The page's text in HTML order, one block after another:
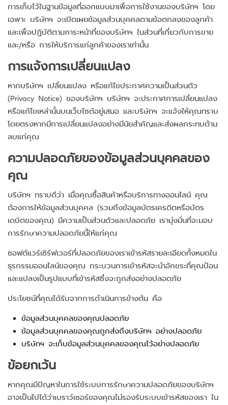
การเก็บไว้ในฐานข้อมูลที่ออกแบบมาเพื่อการใช้งานของบริษัทฯ โดย
เฉพาะ บริษัทฯ จะเปิดเผยข้อมูลส่วนบุคคลตามข้อตกลงของลูกค้า
และเพื่อปฏิบัติตามภาระหน้าที่ของบริษัทฯ ในส่วนที่เกี่ยวกับการขาย
และ/หรือ การให้บริการแก่ลูกค้าของเราเท่านั้น
การแจ้งการเปลี่ยนแปลง
หากบริษัทฯ เปลี่ยนแปลง หรือแก้ไขประกาศความเป็นส่วนตัว
(Privacy Notice) ของบริษัทฯ บริษัทฯ จะประกาศการเปลี่ยนแปลง
หรือแก้ไขเหล่านั้นบนเว็บไซต์อยู่เสมอ และบริษัทฯ จะแจ้งให้คุณทราบ
โดยตรงหากมีการเปลี่ยนแปลงอย่างมีนัยสำคัญและส่งผลกระทบด้าน
ลบแก่คุณ
ความปลอดภัยของข้อมูลส่วนบุคคลของ
คุณ
บริษัทฯ ทราบดีว่า เมื่อคุณซื้อสินค้าหรือบริการทางออนไลน์ คุณ
ต้องการให้ข้อมูลส่วนบุคคล (รวมถึงข้อมูลบัตรเครดิตหรือบัตร
เดบิตของคุณ) มีความเป็นส่วนตัวและปลอดภัย เรามุ่งมั่นที่จะมอบ
การรักษาความปลอดภัยนี้ให้แก่คุณ
ซอฟต์แวร์เซิร์ฟเวอร์ที่ปลอดภัยของเราเข้ารหัสรายละเอียดทั้งหมดใน
ธุรกรรมออนไลน์ของคุณ กระบวนการเข้ารหัสจะนำอักขระที่คุณป้อน
และแปลงเป็นรูปแบบที่เข้ารหัสซึ่งจะถูกส่งอย่างปลอดภัย
ประโยชน์ที่คุณได้รับจากการดำเนินการข้างต้น คือ
ข้อมูลส่วนบุคคลของคุณปลอดภัย
ข้อมูลส่วนบุคคลของคุณถูกส่งถึงบริษัทฯ อย่างปลอดภัย
บริษัทฯ จะเก็บข้อมูลส่วนบุคคลของคุณไว้อย่างปลอดภัย
ข้อยกเว้น
หากคุณมีปัญหาในการใช้ระบบการรักษาความปลอดภัยของบริษัทฯ
อาจเป็นไปได้ว่าเบราว์เซอร์ของคุณไม่รองรับระบบเข้ารหัสของเรา ใน